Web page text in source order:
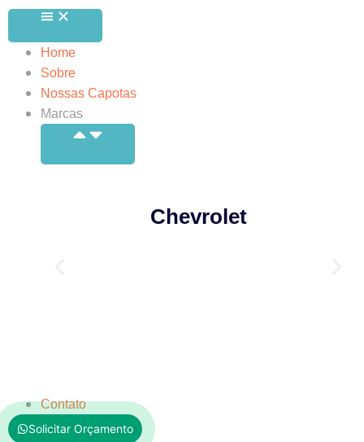
Home
Sobre
Nossas Capotas
Marcas
Chevrolet
Contato
Solicitar Orçamento